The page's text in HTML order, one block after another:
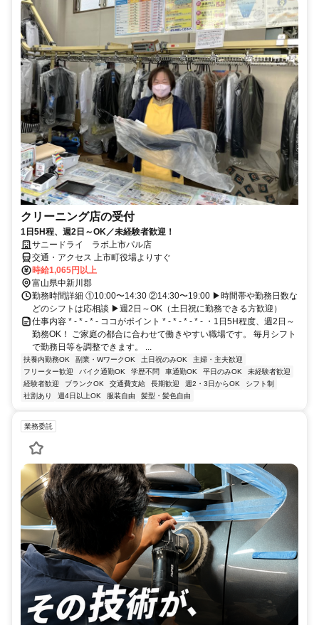
クリーニング店の受付
1日5H程、週2日～OK／未経験者歓迎！
サニードライ ラボ上市パル店
交通・アクセス 上市町役場よりすぐ
時給1,065円以上
富山県中新川郡
勤務時間詳細 ①10:00〜14:30 ②14:30〜19:00 ▶時間帯や勤務日数な
どのシフトは応相談 ▶週2日～OK（土日祝に勤務できる方歓迎）
仕事内容 * - * - * - ココがポイント * - * - * - * - ・1日5H程度、週2日～
勤務OK！ ご家庭の都合に合わせて働きやすい職場です。 毎月シフト
で勤務日等を調整できます。 ...
扶養内勤務OK 副業・WワークOK 土日祝のみOK
主婦・主夫歓迎
フリーター歓迎
バイク通勤OK 学歴不問 車通勤OK 平日のみOK
未経験者歓迎
経験者歓迎
ブランクOK 交通費支給 長期歓迎 週2・3日からOK
シフト制
社割あり
週4日以上OK 服装自由 髪型・髪色自由
業務委託